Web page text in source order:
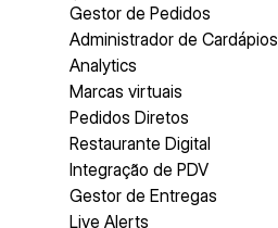
Gestor de Pedidos
Administrador de Cardápios
Analytics
Marcas virtuais
Pedidos Diretos
Restaurante Digital
Integração de PDV
Gestor de Entregas
Live Alerts